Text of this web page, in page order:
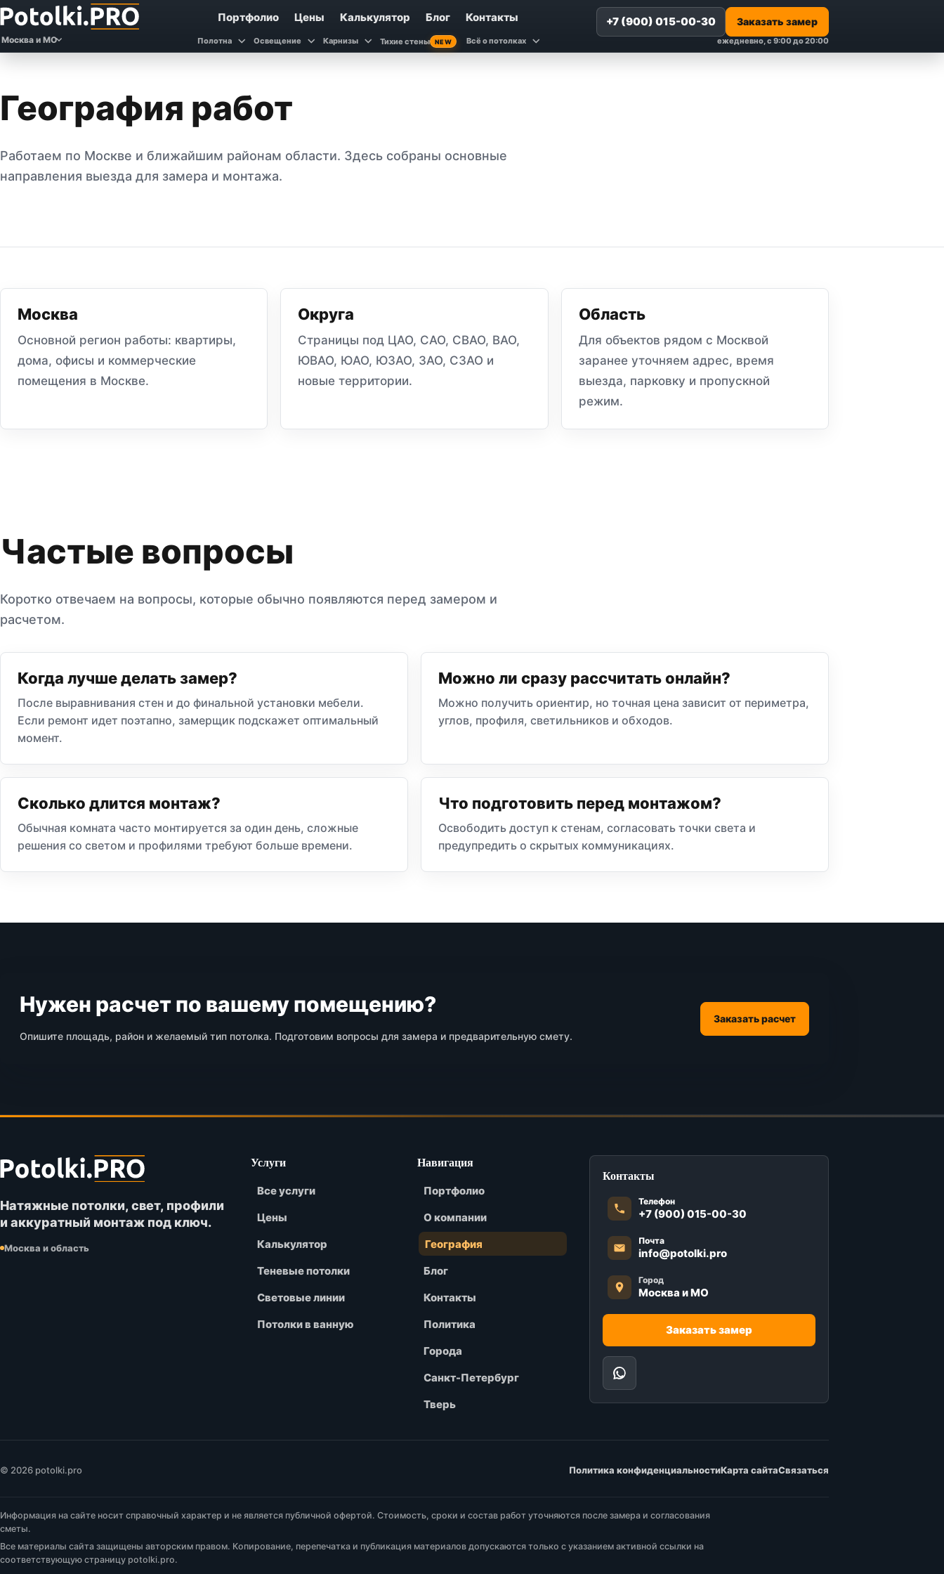
Москва и МО
Портфолио Цены Калькулятор Блог Контакты
Полотна Освещение Карнизы Тихие стены NEW Всё о потолках
+7 (900) 015-00-30 Заказать замер
ежедневно, с 9:00 до 20:00
География работ
Работаем по Москве и ближайшим районам области. Здесь собраны основные
направления выезда для замера и монтажа.
Москва
Основной регион работы: квартиры,
дома, офисы и коммерческие
помещения в Москве.
Округа
Страницы под ЦАО, САО, СВАО, ВАО,
ЮВАО, ЮАО, ЮЗАО, ЗАО, СЗАО и
новые территории.
Область
Для объектов рядом с Москвой
заранее уточняем адрес, время
выезда, парковку и пропускной
режим.
Частые вопросы
Коротко отвечаем на вопросы, которые обычно появляются перед замером и
расчетом.
Когда лучше делать замер?
После выравнивания стен и до финальной установки мебели.
Если ремонт идет поэтапно, замерщик подскажет оптимальный
момент.
Можно ли сразу рассчитать онлайн?
Можно получить ориентир, но точная цена зависит от периметра,
углов, профиля, светильников и обходов.
Сколько длится монтаж?
Обычная комната часто монтируется за один день, сложные
решения со светом и профилями требуют больше времени.
Что подготовить перед монтажом?
Освободить доступ к стенам, согласовать точки света и
предупредить о скрытых коммуникациях.
Нужен расчет по вашему помещению?
Опишите площадь, район и желаемый тип потолка. Подготовим вопросы для замера и предварительную смету.
Заказать расчет
Футер
сайта
Potolki.PRO
Натяжные потолки, свет, профили
и аккуратный монтаж под ключ.
Москва и область
Услуги
Все услуги
Цены
Калькулятор
Теневые потолки
Световые линии
Потолки в ванную
Навигация
Портфолио
О компании
География
Блог
Контакты
Политика
Города
Санкт-Петербург
Тверь
Контакты
Телефон
+7 (900) 015-00-30
Почта
info@potolki.pro
Город
Москва и МО
Заказать замер
© 2026 potolki.pro Политика конфиденциальностиКарта сайтаСвязаться
Информация на сайте носит справочный характер и не является публичной офертой. Стоимость, сроки и состав работ уточняются после замера и согласования
сметы.
Все материалы сайта защищены авторским правом. Копирование, перепечатка и публикация материалов допускаются только с указанием активной ссылки на
соответствующую страницу potolki.pro.